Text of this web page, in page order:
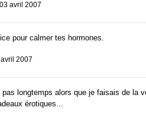
avril 2007
pour calmer tes hormones.
2007
longtemps alors que je faisais de la
érotiques...